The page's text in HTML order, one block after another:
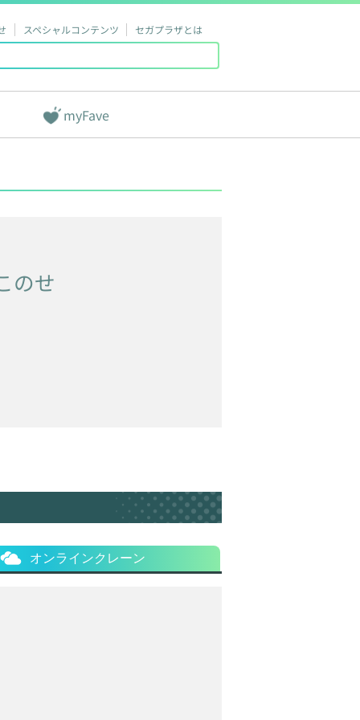
スペシャルコンテンツ セガプラザとは
myFave
のせ
オンラインクレーン